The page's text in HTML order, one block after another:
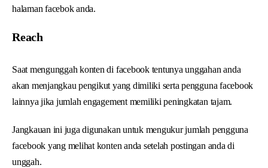
halaman facebok anda.
Reach
Saat mengunggah konten di facebook tentunya unggahan anda
akan menjangkau pengikut yang dimiliki serta pengguna facebook
lainnya jika jumlah engagement memiliki peningkatan tajam.
Jangkauan ini juga digunakan untuk mengukur jumlah pengguna
facebook yang melihat konten anda setelah postingan anda di
unggah.